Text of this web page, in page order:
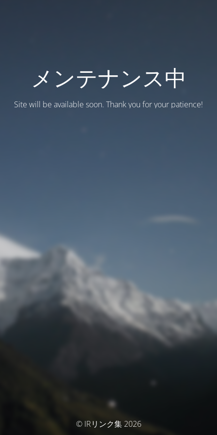
メンテナンス中
Site will be available soon. Thank you for your patience!
© IRリンク集 2026